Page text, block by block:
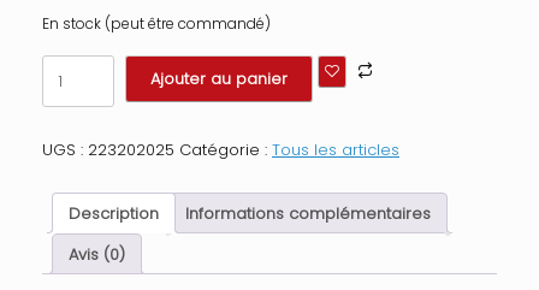
En stock (peut être commandé)
de
Baillon
pinces
seins
intégrés
Couleur
:
Ajouter au panier
UGS : 223202025 Catégorie : Tous les articles
Description
Informations complémentaires
Avis (0)